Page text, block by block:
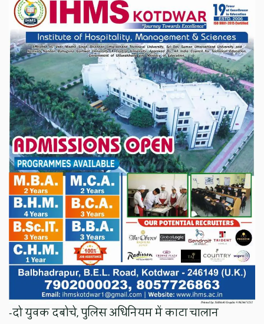
-दो युवक दबोचे, पुलिस अधिनियम में काटा चालान